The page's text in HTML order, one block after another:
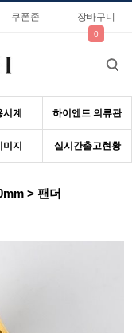
쿠폰존 장바구니
0
계 하이엔드 의류관
지 실시간출고현황
> 팬더